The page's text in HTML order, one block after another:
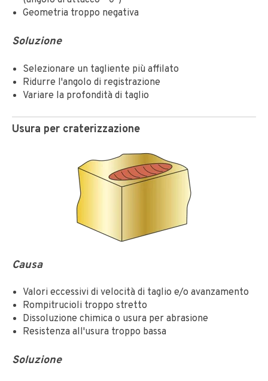
Geometria troppo negativa
Soluzione
Selezionare un tagliente più affilato
Ridurre l'angolo di registrazione
Variare la profondità di taglio
Usura per craterizzazione
Causa
Valori eccessivi di velocità di taglio e/o avanzamento
Rompitrucioli troppo stretto
Dissoluzione chimica o usura per abrasione
Resistenza all'usura troppo bassa
Soluzione